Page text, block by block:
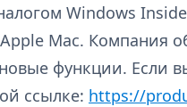
Windows
Mac. Компания
функции. Если
ссылке: https://